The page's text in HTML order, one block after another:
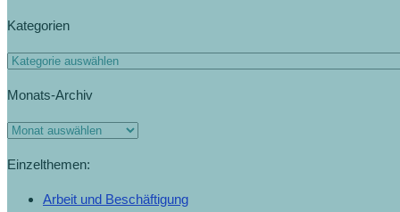
Kategorien
Monats-Archiv
Einzelthemen:
Arbeit und Beschäftigung